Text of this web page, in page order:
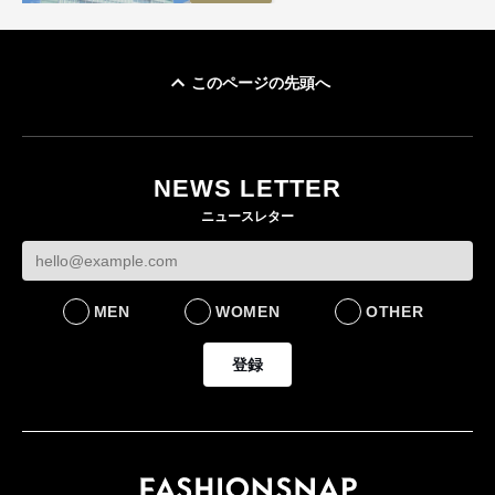
このページの先頭へ
NEWS LETTER
ニュースレター
MEN WOMEN OTHER
登録